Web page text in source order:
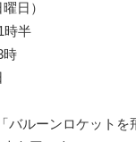
日）
時半
時
ルーンロケットを